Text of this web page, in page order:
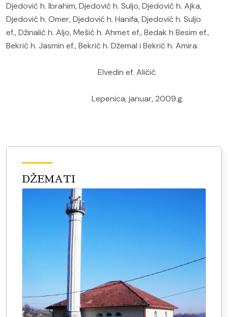
Djedović h. Ibrahim, Djedović h. Suljo, Djedović h. Ajka,
Djedović h. Omer, Djedović h. Hanifa, Djedović h. Suljo
ef., Džinalić h. Aljo, Mešić h. Ahmet ef., Bedak h Besim ef.,
Bekrić h. Jasmin ef., Bekrić h. Džemal i Bekrić h. Amira.
Elvedin ef. Aličić
Lepenica, januar, 2009.g.
DŽEMATI